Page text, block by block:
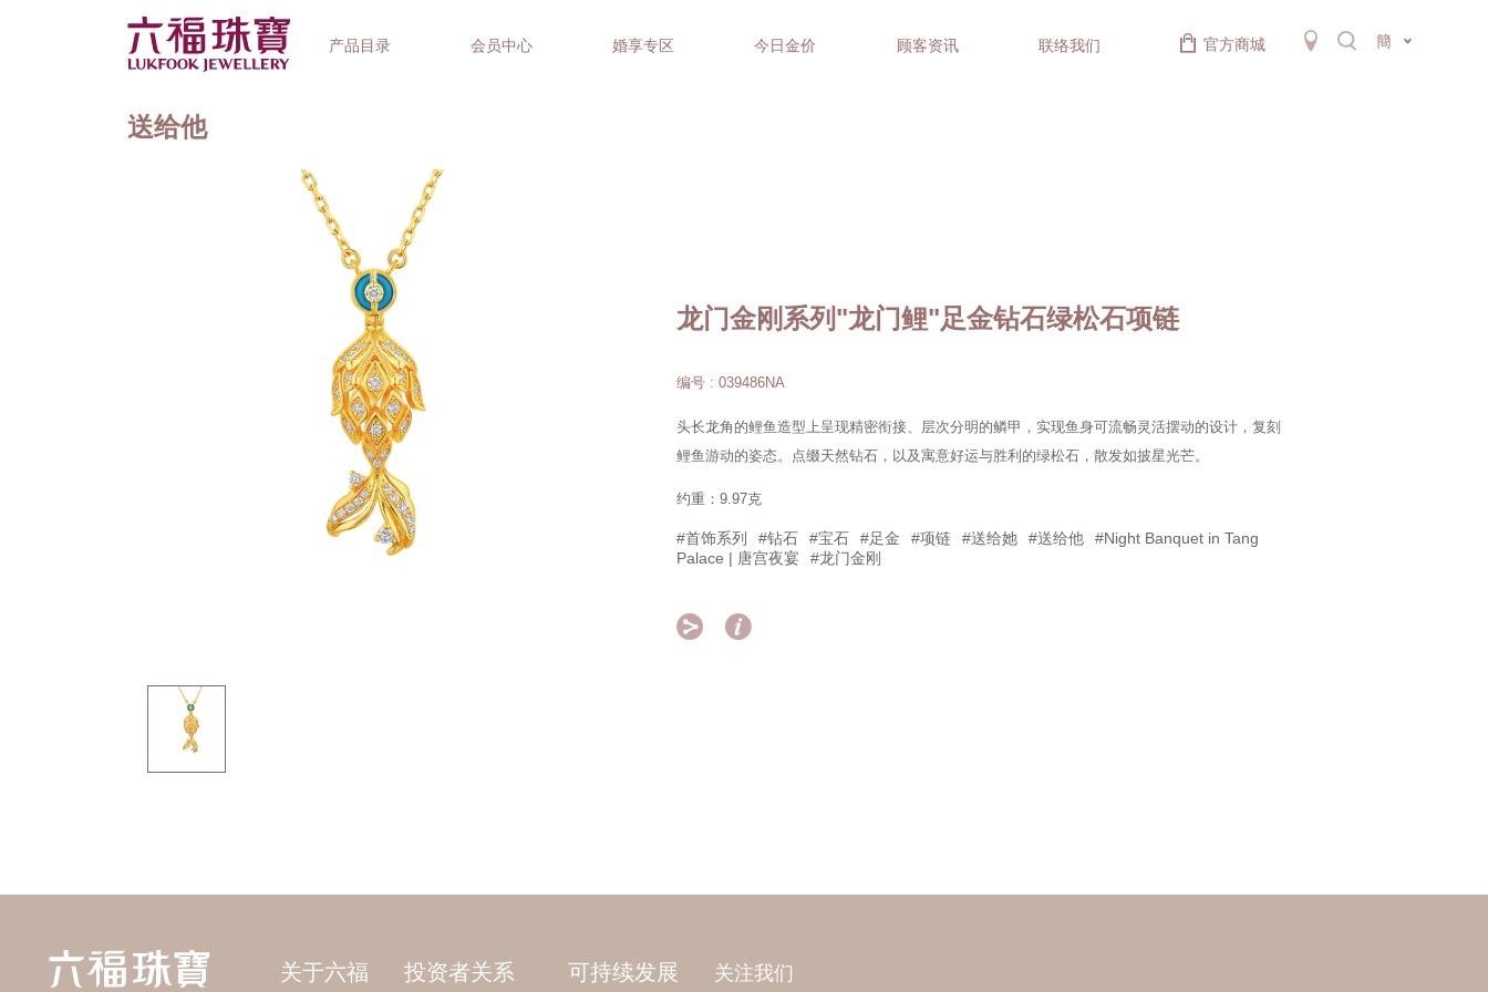
产品目录 会员中心 婚享专区 今日金价 顾客资讯 联络我们 官方商城 簡
精选礼品
送给他
龙门金刚系列"龙门鲤"足金钻石绿松石项链
编号 : 039486NA
头长龙角的鲤鱼造型上呈现精密衔接、层次分明的鳞甲，实现鱼身可流畅灵活摆动的设计，复刻
鲤鱼游动的姿态。点缀天然钻石，以及寓意好运与胜利的绿松石，散发如披星光芒。
约重：9.97克
#首饰系列 #钻石 #宝石 #足金 #项链 #送给她 #送给他
#Night Banquet in Tang
Palace | 唐宫夜宴
#龙门金刚
 
关于六福 投资者关系 可持续发展 关注我们